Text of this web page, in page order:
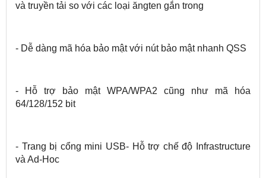
và truyền tải so với các loại ăngten gắn trong
- Dễ dàng mã hóa bảo mật với nút bảo mật nhanh QSS
- Hỗ trợ bảo mật WPA/WPA2 cũng như mã hóa
64/128/152 bit
- Trang bị cổng mini USB- Hỗ trợ chế độ Infrastructure
và Ad-Hoc